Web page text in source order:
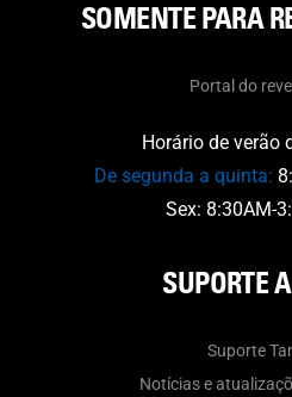
SOMENTE PARA
Portal do
Horário de verão
De segunda a quinta:
Sex: 8:30AM-
SUPORTE
Suporte
Notícias e